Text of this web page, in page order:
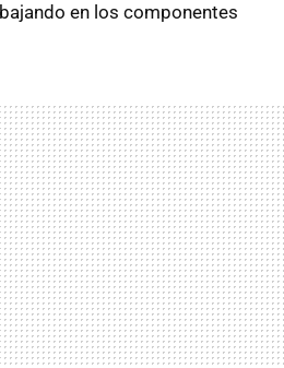
en los componentes